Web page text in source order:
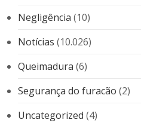
Negligência (10)
Notícias (10.026)
Queimadura (6)
Segurança do furacão (2)
Uncategorized (4)